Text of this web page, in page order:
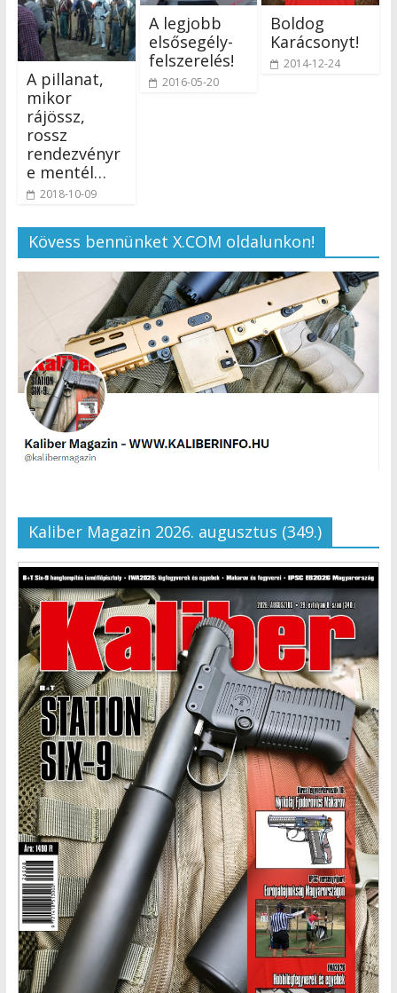
A pillanat,
mikor
rájössz,
rossz
rendezvényr
e mentél…
2018-10-09
A legjobb
elsősegély-
felszerelés!
2016-05-20
Boldog
Karácsonyt!
2014-12-24
Kövess bennünket X.COM oldalunkon!
Kaliber Magazin 2026. augusztus (349.)